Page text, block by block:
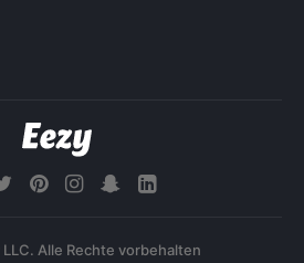
Alle Rechte vorbehalten